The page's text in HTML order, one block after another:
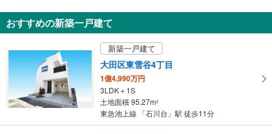
知
を
け
取
る
・
条
おすすめの新築一戸建て
新築一戸建て
大田区東雪谷4丁目
1億4,990万円
3LDK＋1S
土地面積 95.27m2
東急池上線 「石川台」駅 徒歩11分